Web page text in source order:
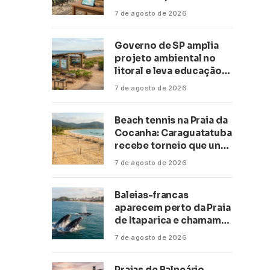
transformar negócios
7 de agosto de 2026
Governo de SP amplia
projeto ambiental no
litoral e leva educação
climática a escolas de 16
7 de agosto de 2026
Beach tennis na Praia da
Cocanha: Caraguatatuba
recebe torneio que une
esporte, lazer e mar
7 de agosto de 2026
Baleias-francas
aparecem perto da Praia
de Itaparica e chamam
atenção no litoral do
7 de agosto de 2026